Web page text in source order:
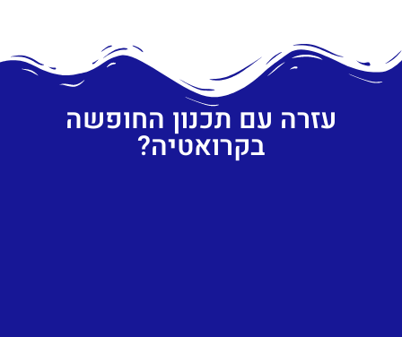
עזרה עם תכנון החופשה
בקרואטיה?